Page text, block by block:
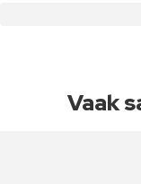
Vaak